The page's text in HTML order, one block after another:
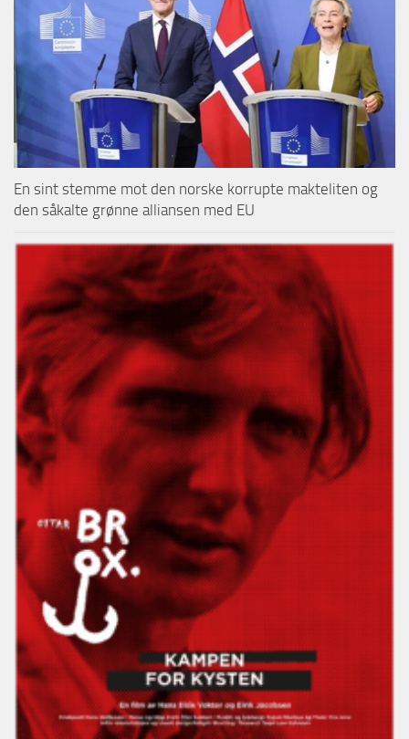
En sint stemme mot den norske korrupte makteliten og
den såkalte grønne alliansen med EU